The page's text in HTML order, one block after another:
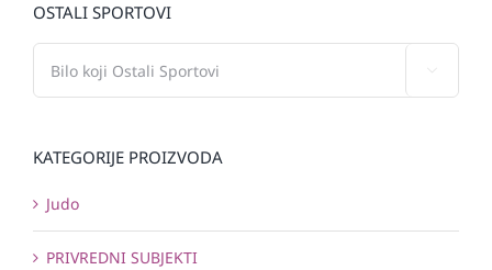
OSTALI SPORTOVI
KATEGORIJE PROIZVODA
Judo
PRIVREDNI SUBJEKTI